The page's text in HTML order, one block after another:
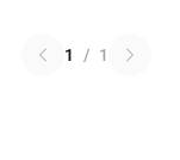
1 / 1